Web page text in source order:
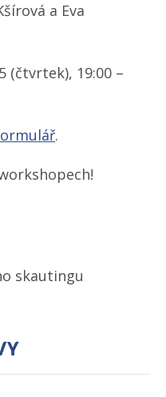
a Eva
(čtvrtek), 19:00 –
.
skautingu